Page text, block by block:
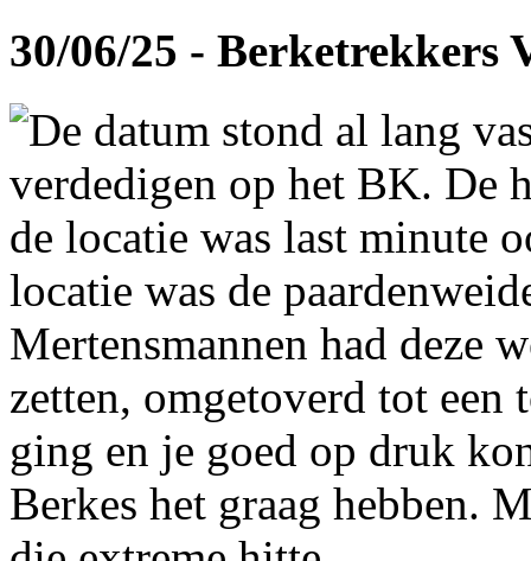
30/06/25 - Berketrekkers
De datum stond al lang
verdedigen op het BK. De
de locatie was last minute
locatie was de
Mertensmannen had deze
zetten, omgetoverd tot
ging en je goed op druk
Berkes het graag hebben.